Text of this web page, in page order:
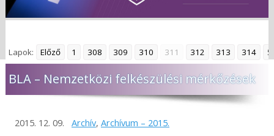
Lapok: Előző 1 308 309 310 311 312 313 314
BLA – Nemzetközi felkészülési mérkőzések
2015. 12. 09. Archív, Archívum – 2015.